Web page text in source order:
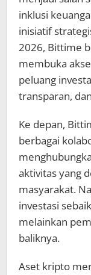
inklusi
inisiatif
2026, Bittime
membuka
peluang
transparan,
Ke depan,
berbagai
aktivitas yang
masyarakat.
investasi
melainkan
baliknya.
Aset kripto